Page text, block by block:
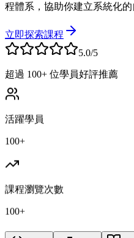
程體系，協助你建立系統化的
立即探索課程
5.0/5
超過 100+ 位學員好評推薦
活躍學員
100+
課程瀏覽次數
100+